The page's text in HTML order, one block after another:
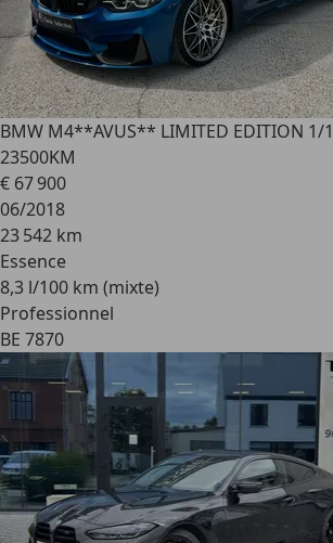
BMW M4**AVUS** LIMITED EDITION 1/
23500KM
€ 67 900
06/2018
23 542 km
Essence
8,3 l/100 km (mixte)
Professionnel
BE 7870